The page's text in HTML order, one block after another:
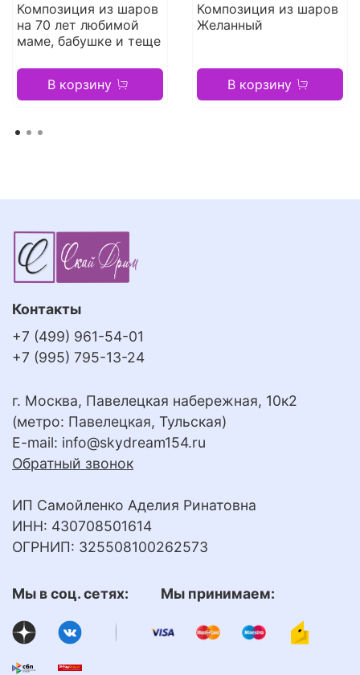
Композиция из шаров
на 70 лет любимой
маме, бабушке и теще
В корзину
Композиция из шаров
Желанный
В корзину
Контакты
+7 (499) 961-54-01
+7 (995) 795-13-24
г. Москва, Павелецкая набережная, 10к2
(метро: Павелецкая, Тульская)
E-mail: info@skydream154.ru
Обратный звонок
ИП Самойленко Аделия Ринатовна
ИНН: 430708501614
ОГРНИП: 325508100262573
Мы в соц. сетях: Мы принимаем: